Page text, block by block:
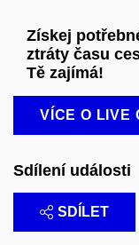
Získej
ztráty času
Tě zajímá!
VÍCE O LIVE
Sdílení události
SDÍLET